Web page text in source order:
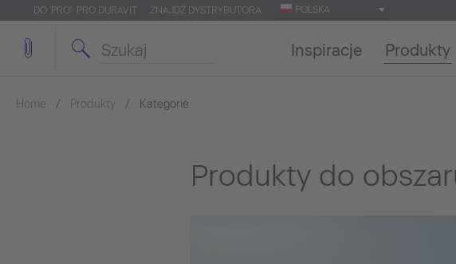
DO 'PRO': PRO.DURAVIT ZNAJDŹ DYSTRYBUTORA POLSKA
Inspiracje Produkty
Home Produkty Kategorie
Produkty do